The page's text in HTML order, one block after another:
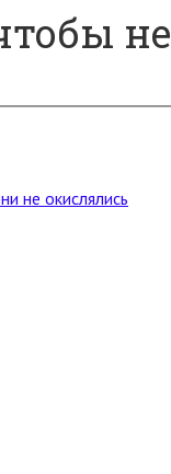
не
не окислялись